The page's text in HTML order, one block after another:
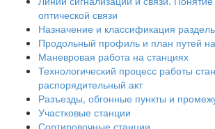
оптической связи
Назначение и классификация
Продольный профиль и план путей
Маневровая работа на станциях
Технологический процесс работы
распорядительный акт
Разъезды, обгонные пункты и
Участковые станции
Сортировочные станции